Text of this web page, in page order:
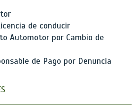
de conducir
Automotor por Cambio de
de Pago por Denuncia